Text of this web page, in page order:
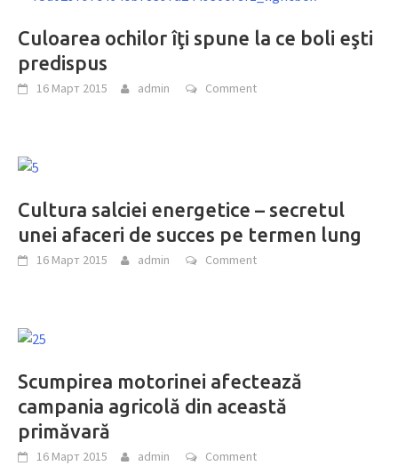
Culoarea ochilor îţi spune la ce boli eşti
predispus
16 Март 2015 admin Comment
Cultura salciei energetice – secretul
unei afaceri de succes pe termen lung
16 Март 2015 admin Comment
Scumpirea motorinei afectează
campania agricolă din această
primăvară
16 Март 2015 admin Comment